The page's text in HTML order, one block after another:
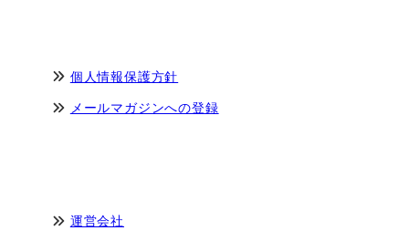
個人情報保護方針
メールマガジンへの登録
運営会社